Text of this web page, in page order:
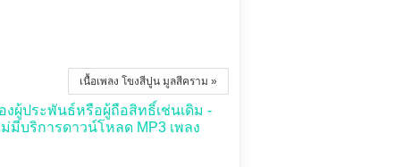
เนื้อเพลง โขงสีปูน มูลสีคราม »
งผู้ประพันธ์หรือผู้ถือสิทธิ์เช่นเดิม -
มีบริการดาวน์โหลด MP3 เพลง